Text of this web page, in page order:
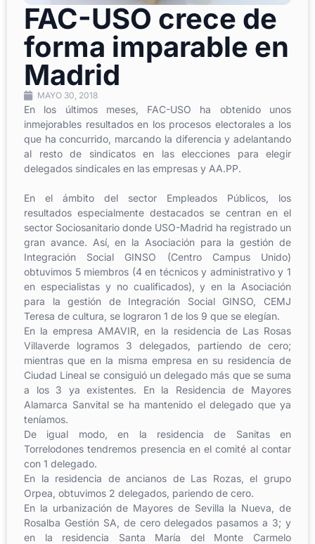
FAC-USO crece de
forma imparable en
Madrid
MAYO 30, 2018
En los últimos meses, FAC-USO ha obtenido unos
inmejorables resultados en los procesos electorales a los
que ha concurrido, marcando la diferencia y adelantando
al resto de sindicatos en las elecciones para elegir
delegados sindicales en las empresas y AA.PP.
En el ámbito del sector Empleados Públicos, los
resultados especialmente destacados se centran en el
sector Sociosanitario donde USO-Madrid ha registrado un
gran avance. Así, en la Asociación para la gestión de
Integración Social GINSO (Centro Campus Unido)
obtuvimos 5 miembros (4 en técnicos y administrativo y 1
en especialistas y no cualificados), y en la Asociación
para la gestión de Integración Social GINSO, CEMJ
Teresa de cultura, se lograron 1 de los 9 que se elegían.
En la empresa AMAVIR, en la residencia de Las Rosas
Villaverde logramos 3 delegados, partiendo de cero;
mientras que en la misma empresa en su residencia de
Ciudad Lineal se consiguió un delegado más que se suma
a los 3 ya existentes. En la Residencia de Mayores
Alamarca Sanvital se ha mantenido el delegado que ya
teníamos.
De igual modo, en la residencia de Sanitas en
Torrelodones tendremos presencia en el comité al contar
con 1 delegado.
En la residencia de ancianos de Las Rozas, el grupo
Orpea, obtuvimos 2 delegados, pariendo de cero.
En la urbanización de Mayores de Sevilla la Nueva, de
Rosalba Gestión SA, de cero delegados pasamos a 3; y
en la residencia Santa María del Monte Carmelo